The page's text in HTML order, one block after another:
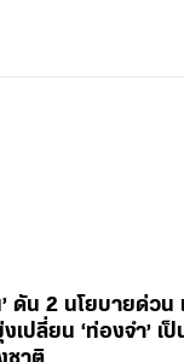
น 2 นโยบายด่วน
ลี่ยน ‘ท่องจำ’ เป็